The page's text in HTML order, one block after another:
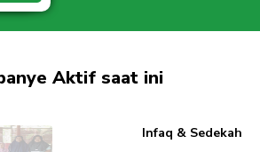
Aktif saat ini
Infaq & Sedekah